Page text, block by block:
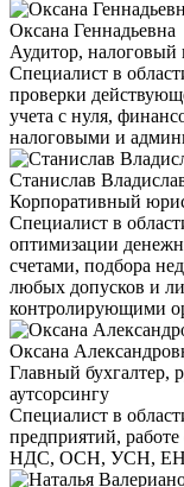
Оксана Геннадьевна
Аудитор, налоговый
Специалист в
проверки
учета с нуля,
налоговыми и
Станислав
Корпоративный
Специалист в
оптимизации
счетами, подбора
любых допусков и
контролирующими
Оксана
Главный бухгалтер,
аутсорсингу
Специалист в
предприятий,
НДС, ОСН, УСН,